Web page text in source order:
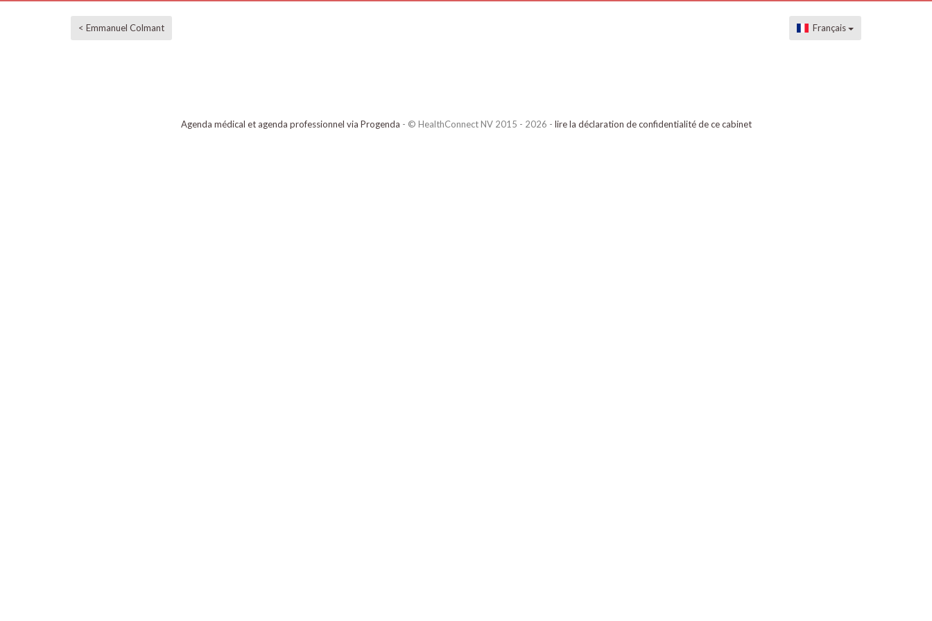
< Emmanuel Colmant Français
Agenda médical et agenda professionnel via Progenda - © HealthConnect NV 2015 - 2026 - lire la déclaration de confidentialité de ce cabinet